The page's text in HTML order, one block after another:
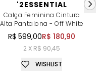
'2ESSENTIAL
Calça Feminina Cintura
Alta Pantalona - Off White
R$ 599,00R$ 180,90
2 X R$ 90,45
WISHLIST